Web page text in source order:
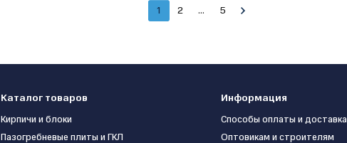
1 2 ... 5
Каталог товаров
Кирпичи и блоки
Пазогребневые плиты и ГКЛ
Информация
Способы оплаты и доставка
Оптовикам и строителям